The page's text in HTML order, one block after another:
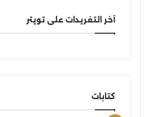
آخر التغريدات على تويتر
كتابات